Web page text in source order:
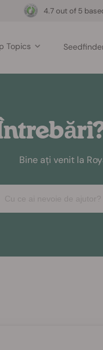
4.7 out of 5
Topics
Bine ați venit la